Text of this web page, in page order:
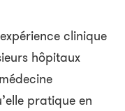
clinique
hôpitaux
pratique en